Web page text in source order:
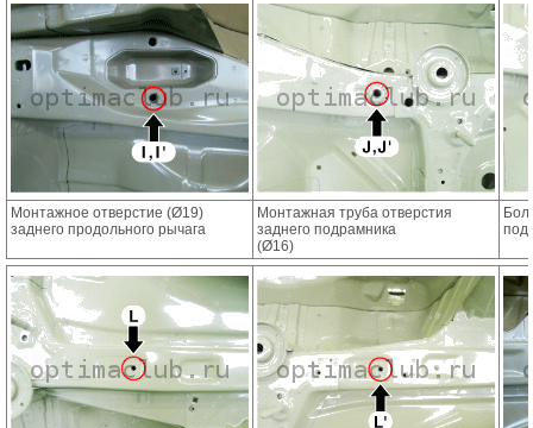
Монтажное отверстие (Ø19)
заднего продольного рычага
Монтажная труба отверстия
заднего подрамника
(Ø16)